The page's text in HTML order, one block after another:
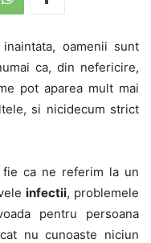
oamenii sunt
ca, din nefericire,
pot aparea mult mai
si nicidecum strict
fie ca ne referim la un
infectii, problemele
pentru persoana
nu cunoaste niciun